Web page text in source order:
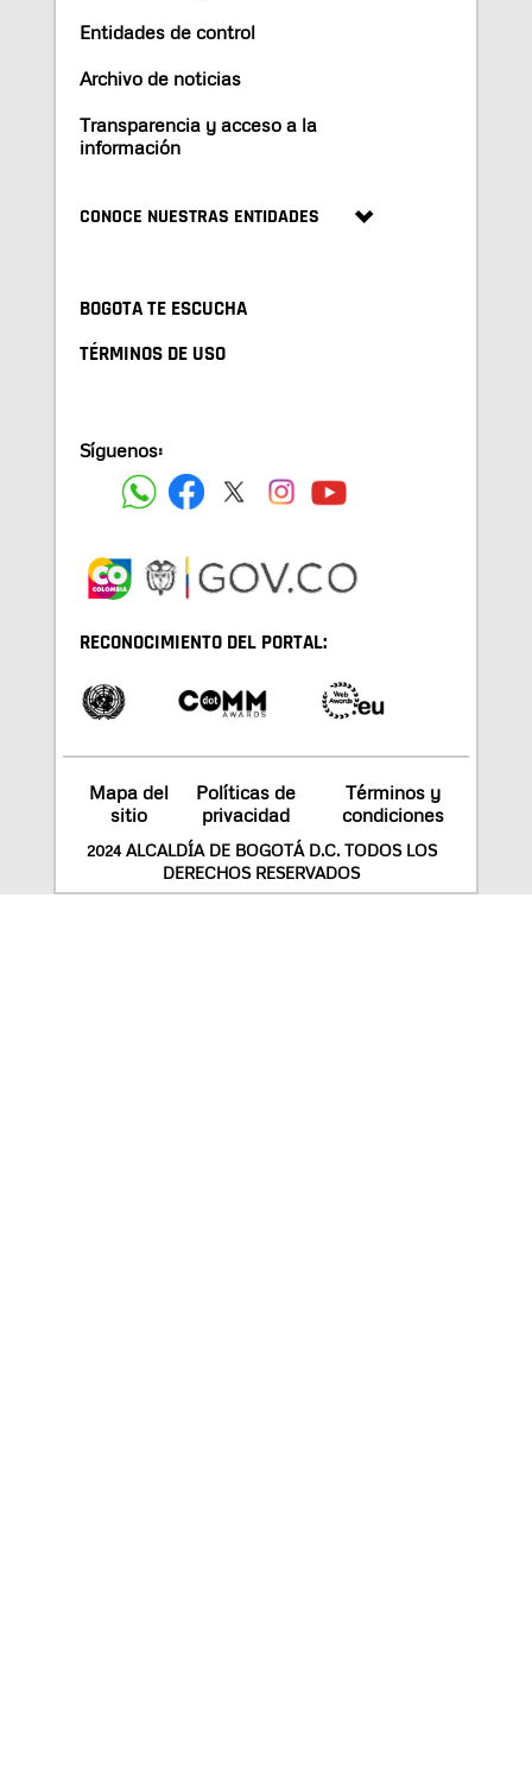
Entidades de control
Archivo de noticias
Transparencia y acceso a la
información
CONOCE NUESTRAS ENTIDADES
BOGOTA TE ESCUCHA
TÉRMINOS DE USO
Síguenos:
RECONOCIMIENTO DEL PORTAL:
Mapa del
sitio
Políticas de
privacidad
Términos y
condiciones
2024 ALCALDÍA DE BOGOTÁ D.C. TODOS LOS
DERECHOS RESERVADOS